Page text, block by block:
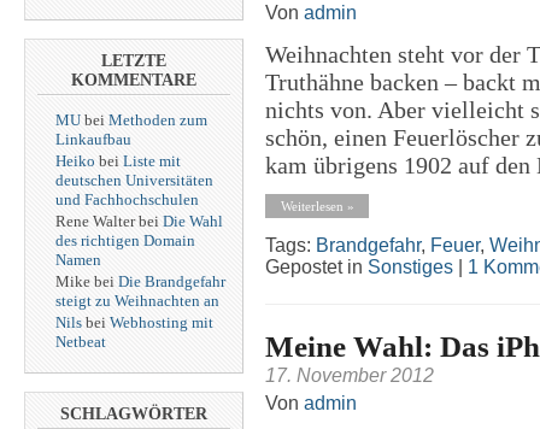
LETZTE
KOMMENTARE
MU bei Methoden zum
Linkaufbau
Heiko bei Liste mit
deutschen Universitäten
und Fachhochschulen
Rene Walter bei Die Wahl
des richtigen Domain
Namen
Mike bei Die Brandgefahr
steigt zu Weihnachten an
Nils bei Webhosting mit
Netbeat
SCHLAGWÖRTER
Von admin
Weihnachten steht vor der
Truthähne backen – backt
nichts von. Aber vielleicht
schön, einen Feuerlöscher
kam übrigens 1902 auf
Weiterlesen »
Tags: Brandgefahr, Feuer,
Gepostet in Sonstiges 1
Meine Wahl: Das
17. November 2012
Von admin